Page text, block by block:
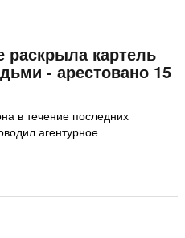
картель
- арестовано 15
в течение последних
агентурное